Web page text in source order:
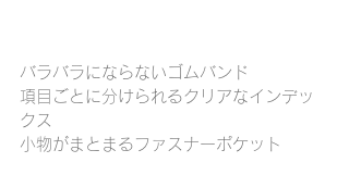
バラバラにならないゴムバンド
項目ごとに分けられるクリアなインデッ
クス
小物がまとまるファスナーポケット